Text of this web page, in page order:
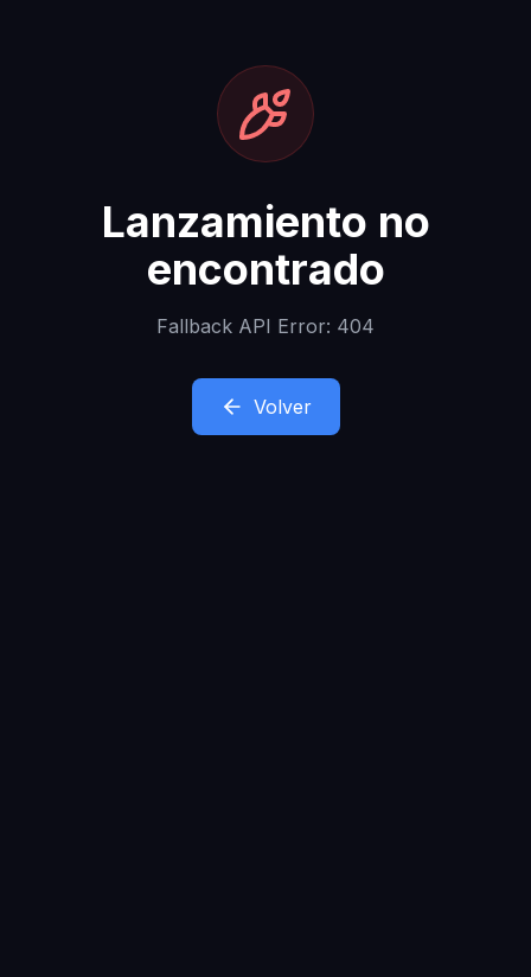
Lanzamiento no
encontrado
Fallback API Error: 404
Volver